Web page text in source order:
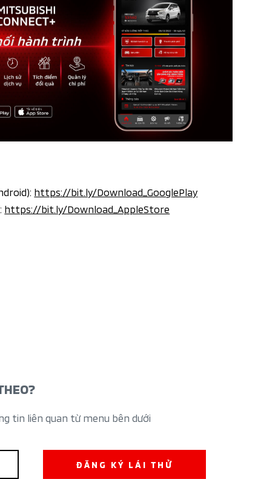
https://bit.ly/Download_GooglePlay
https://bit.ly/Download_AppleStore
tin liên quan từ menu bên dưới
ĐĂNG KÝ LÁI THỬ